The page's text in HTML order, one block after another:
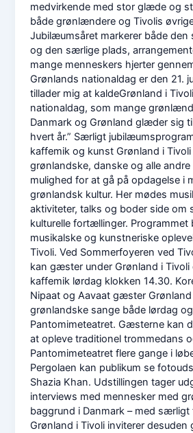
medvirkende med stor glæde og
både grønlændere og Tivolis
Jubilæumsåret markerer både
og den særlige plads,
mange menneskers hjerter
Grønlands nationaldag er den 21.
tillader mig at kaldeGrønland i
nationaldag, som mange
Danmark og Grønland glæder sig
hvert år.” Særligt
kaffemik og kunst Grønland i
grønlandske, danske og alle
mulighed for at gå på opdagelse i
grønlandsk kultur. Her mødes
aktiviteter, talks og boder side om
kulturelle fortællinger. Programmet
musikalske og kunstneriske
Tivoli. Ved Sommerfoyeren ved
kan gæster under Grønland i Tivoli
kaffemik lørdag klokken 14.30.
Nipaat og Aavaat gæster
grønlandske sange både lørdag
Pantomimeteatret. Gæsterne kan
at opleve traditionel trommedans
Pantomimeteatret flere gange i
Pergolaen kan publikum se
Shazia Khan. Udstillingen tager
interviews med mennesker med
baggrund i Danmark – med særligt
Grønland i Tivoli inviterer